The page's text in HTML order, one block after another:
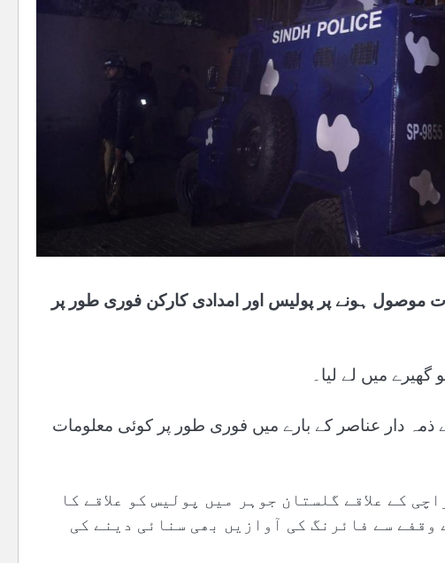
موصول ہونے پر پولیس اور امدادی کارکن فوری طور پر
میں لے لیا۔
دار عناصر کے بارے میں فوری طور پر کوئی معلومات
کے علاقے گلستان جوہر میں پولیس کو علاقے کا
سے فائرنگ کی آوازیں بھی سنائی دینے کی